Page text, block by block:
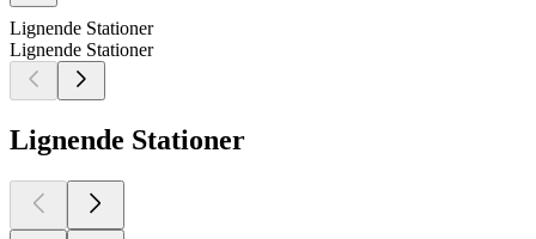
Lignende Stationer
Lignende Stationer
Lignende Stationer